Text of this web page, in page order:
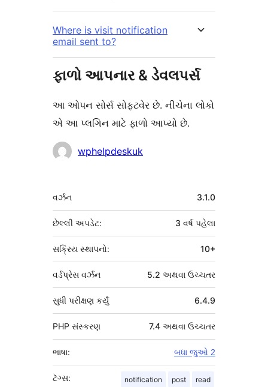
Where is visit notification
email sent to?
ફાળો આપનાર & ડેવલપર્સ
આ ઓપન સોર્સ સોફ્ટવેર છે. નીચેના લોકો
એ આ પ્લગિન માટે ફાળો આપ્યો છે.
ફાળો wphelpdeskuk
મેટા
વર્ઝન 3.1.0
છેલ્લી અપડેટ: 3 વર્ષપહેલા
સક્રિય સ્થાપનો: 10+
વર્ડપ્રેસ વર્ઝન 5.2 અથવા ઉચ્ચતર
6.4.9
સુધી પરીક્ષણ કર્યું
PHP સંસ્કરણ 7.4 અથવા ઉચ્ચતર
ભાષા: બધા જુઓ 2
ટૅગ્સ: notification post read